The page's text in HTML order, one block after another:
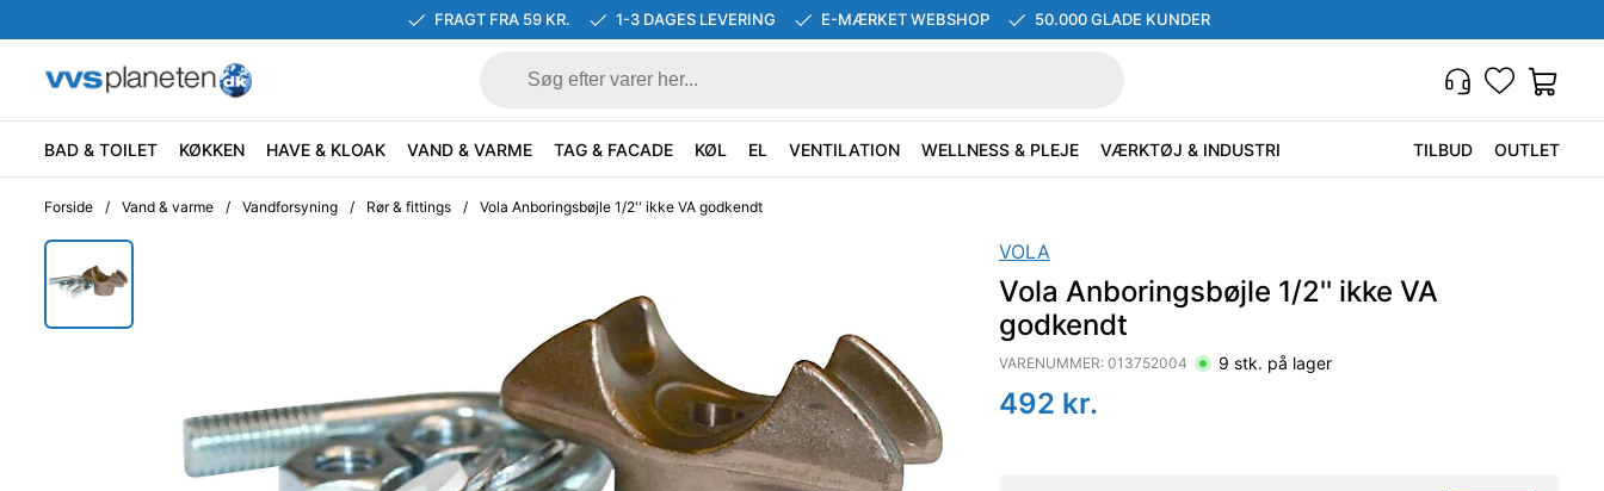
FRAGT FRA 59 KR. 1-3 DAGES LEVERING E-MÆRKET WEBSHOP 50.000 GLADE KUNDER
BAD & TOILET KØKKEN HAVE & KLOAK VAND & VARME TAG & FACADE KØL EL VENTILATION WELLNESS & PLEJE VÆRKTØJ & INDUSTRI TILBUD OUTLET
Forside / Vand & varme / Vandforsyning / Rør & fittings / Vola Anboringsbøjle 1/2'' ikke VA godkendt
VOLA
Vola Anboringsbøjle 1/2'' ikke VA
godkendt
VARENUMMER: 013752004 9 stk. på lager
492 kr.